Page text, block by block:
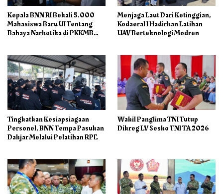
Kepala BNN RI Bekali 5.000
Mahasiswa Baru UI Tentang
Bahaya Narkotika di PKKMB
Menjaga Laut Dari Ketinggian,
Kodaeral I Hadirkan Latihan
UAV Berteknologi Modren
Tingkatkan Kesiapsiagaan
Personel, BNN Tempa Pasukan
Dakjar Melalui Pelatihan RPE
Wakil Panglima TNI Tutup
Dikreg LV Sesko TNI TA 2026